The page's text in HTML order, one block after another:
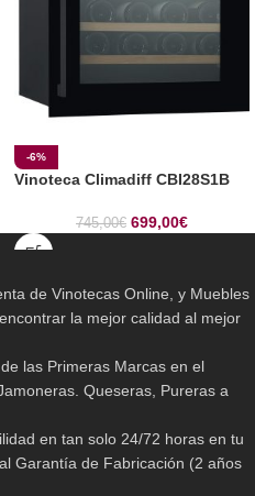
-6%
Vinoteca Climadiff CBI28S1B
745,00€ 699,00€
de Vinotecas Online, y Muebles
la mejor calidad al mejor
las Primeras Marcas en el
Queseras, Pureras a
en tan solo 24/72 horas en tu
Garantía de Fabricación (2 años